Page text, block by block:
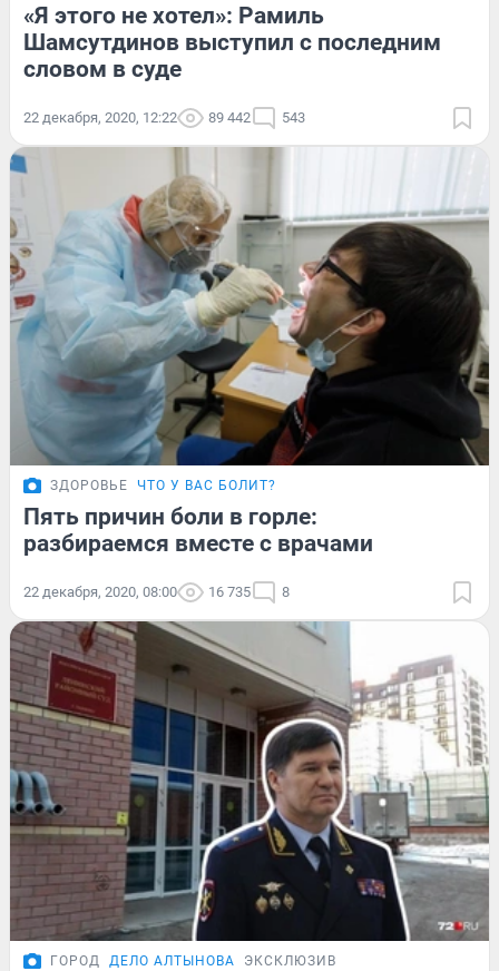
«Я этого не хотел»: Рамиль
Шамсутдинов выступил с последним
словом в суде
22 декабря, 2020, 12:22 89 442 543
ЗДОРОВЬЕ ЧТО У ВАС БОЛИТ?
Пять причин боли в горле:
разбираемся вместе с врачами
22 декабря, 2020, 08:00 16 735 8
ГОРОД ДЕЛО АЛТЫНОВА ЭКСКЛЮЗИВ